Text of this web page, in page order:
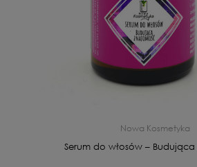
Nowa Kosmetyka
Serum do włosów –